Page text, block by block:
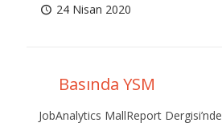
24 Nisan 2020
Basında YSM
JobAnalytics MallReport Dergisi’nde